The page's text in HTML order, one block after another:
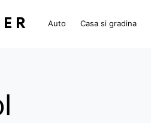
Auto Casa si gradina